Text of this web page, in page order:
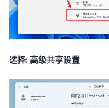
选择: 高级共享设置